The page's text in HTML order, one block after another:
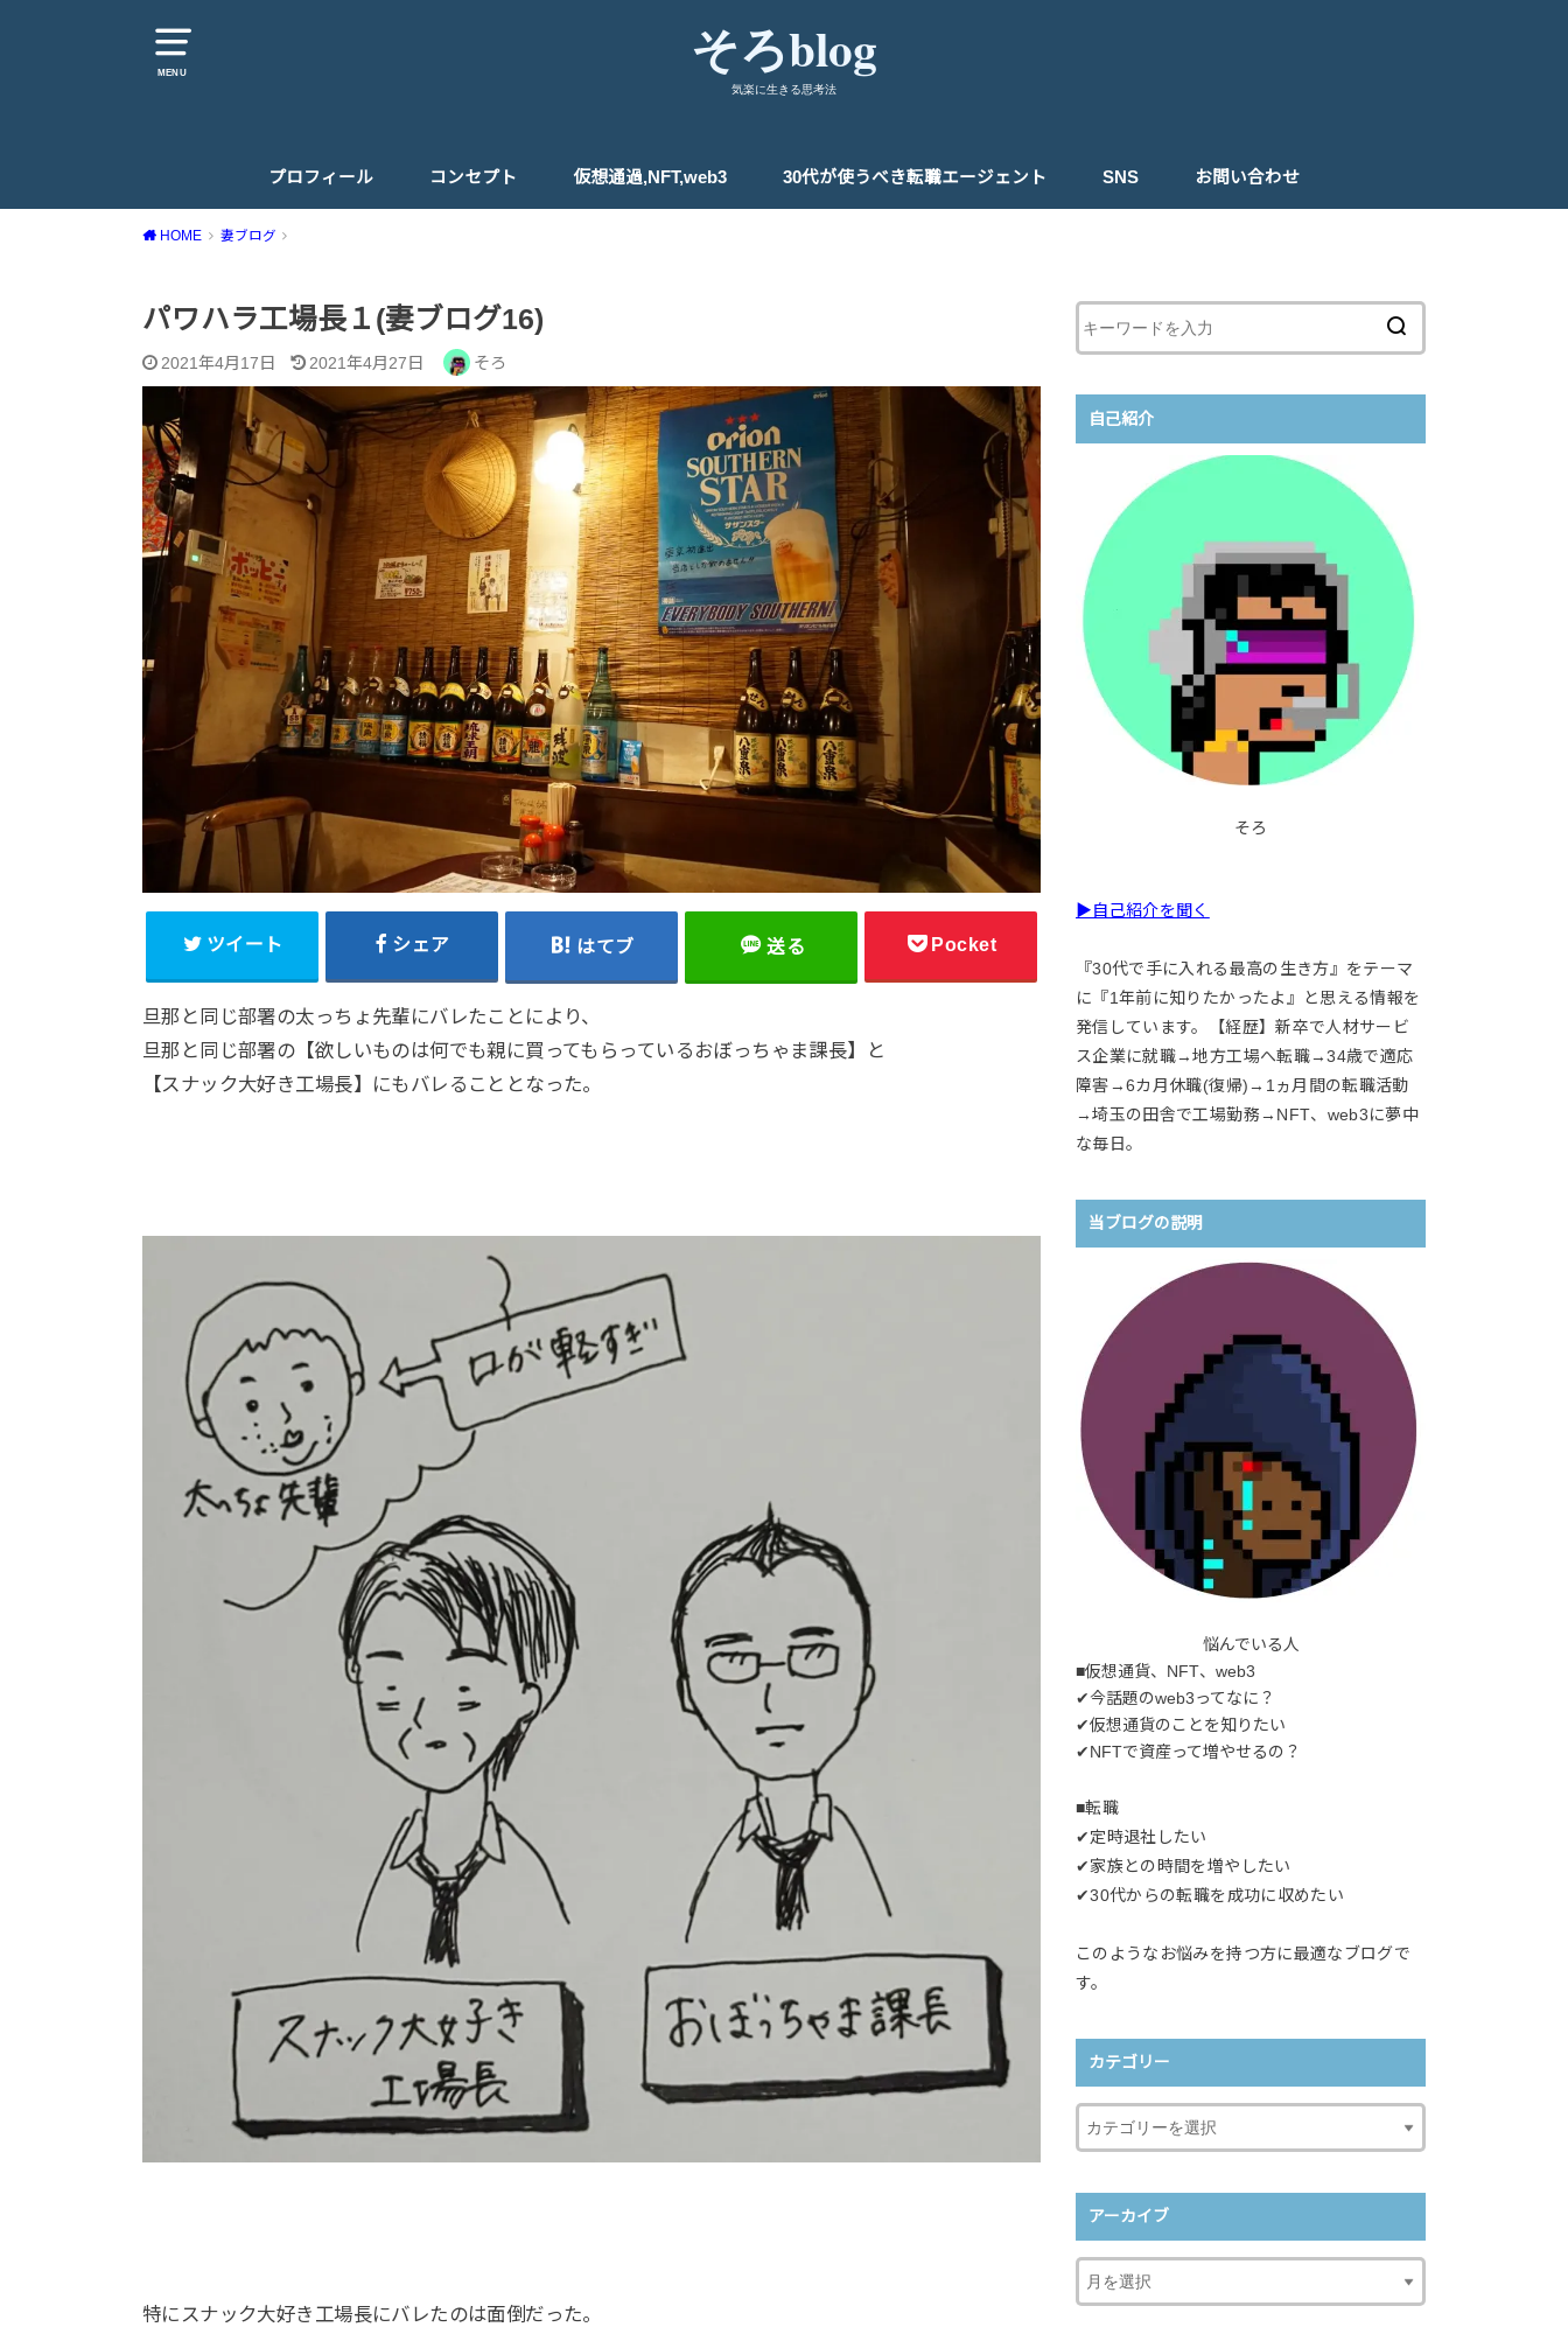
MENU そろblog
気楽に生きる思考法
プロフィール コンセプト 仮想通過,NFT,web3 30代が使うべき転職エージェント SNS お問い合わせ
HOME 妻ブログ
パワハラ工場長１(妻ブログ16)
2021年4月17日 2021年4月27日 そろ
ツイート シェア はてブ 送る Pocket
旦那と同じ部署の太っちょ先輩にバレたことにより、
旦那と同じ部署の【欲しいものは何でも親に買ってもらっているおぼっちゃま課長】と
【スナック大好き工場長】にもバレることとなった。
特にスナック大好き工場長にバレたのは面倒だった。
自己紹介
そろ
▶自己紹介を聞く
『30代で手に入れる最高の生き方』をテーマ
に『1年前に知りたかったよ』と思える情報を
発信しています。【経歴】新卒で人材サービ
ス企業に就職→地方工場へ転職→34歳で適応
障害→6カ月休職(復帰)→1ヵ月間の転職活動
→埼玉の田舎で工場勤務→NFT、web3に夢中
な毎日。
当ブログの説明
悩んでいる人
■仮想通貨、NFT、web3
✔今話題のweb3ってなに？
✔仮想通貨のことを知りたい
✔NFTで資産って増やせるの？
■転職
✔定時退社したい
✔家族との時間を増やしたい
✔30代からの転職を成功に収めたい
このようなお悩みを持つ方に最適なブログで
す。
カテゴリー
アーカイブ